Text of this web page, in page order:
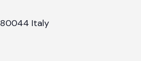
80044 Italy